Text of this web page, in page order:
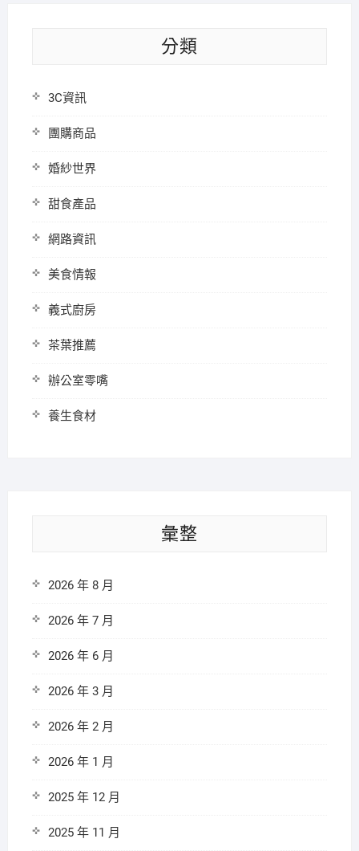
分類
3C資訊
團購商品
婚紗世界
甜食產品
網路資訊
美食情報
義式廚房
茶葉推薦
辦公室零嘴
養生食材
彙整
2026 年 8 月
2026 年 7 月
2026 年 6 月
2026 年 3 月
2026 年 2 月
2026 年 1 月
2025 年 12 月
2025 年 11 月